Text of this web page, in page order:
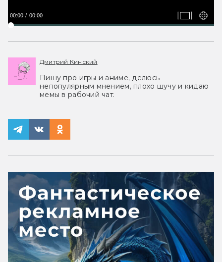
00:00 00:00
Дмитрий Кинский
Пишу про игры и аниме, делюсь
непопулярным мнением, плохо шучу и кидаю
мемы в рабочий чат.